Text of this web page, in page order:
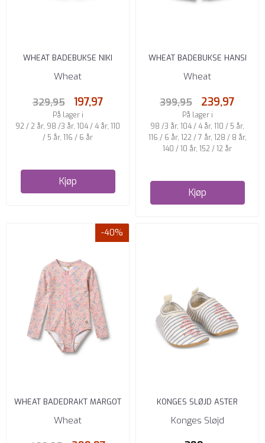
WHEAT BADEBUKSE NIKI
BOLD BLUE STRIPE
Wheat
329,95 197,97
På lager i
92 / 2 år, 98 /3 år, 104 / 4 år, 110
/ 5 år, 116 / 6 år
Kjøp
WHEAT BADEBUKSE HANSI
BADGE AQUA STRIPE
Wheat
399,95 239,97
På lager i
98 /3 år, 104 / 4 år, 110 / 5 år,
116 / 6 år, 122 / 7 år, 128 / 8 år,
140 / 10 år, 152 / 12 år
Kjøp
-40%
WHEAT BADEDRAKT MARGOT
PINK HEART FLOWERS
Wheat
KONGES SLØJD ASTER
BADE-/UV-SKO STRIPE BLUIE
Konges Sløjd